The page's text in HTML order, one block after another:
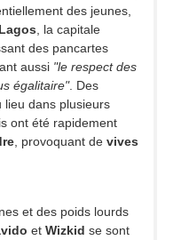
des jeunes,
Lagos , la capitale
des pancartes
aussi "le respect des
égalitaire". Des
lieu dans plusieurs
ont été rapidement
, provoquant de vives
et des poids lourds
et Wizkid se sont